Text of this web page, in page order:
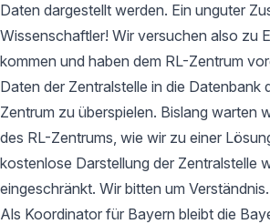
Daten dargestellt werden. Ein unguter
Wissenschaftler! Wir versuchen also zu
kommen und haben dem RL-Zentrum
Daten der Zentralstelle in die Datenbank
Zentrum zu überspielen. Bislang warten
des RL-Zentrums, wie wir zu einer
kostenlose Darstellung der Zentralstelle
eingeschränkt. Wir bitten um Verständnis.
Als Koordinator für Bayern bleibt die